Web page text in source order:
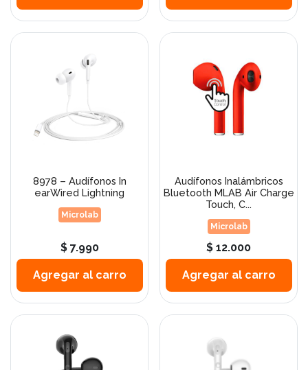
8978 – Audífonos In
earWired Lightning
Microlab
$ 7.990
Agregar al carro
Audífonos Inalámbricos
Bluetooth MLAB Air Charge
Touch, C...
Microlab
$ 12.000
Agregar al carro